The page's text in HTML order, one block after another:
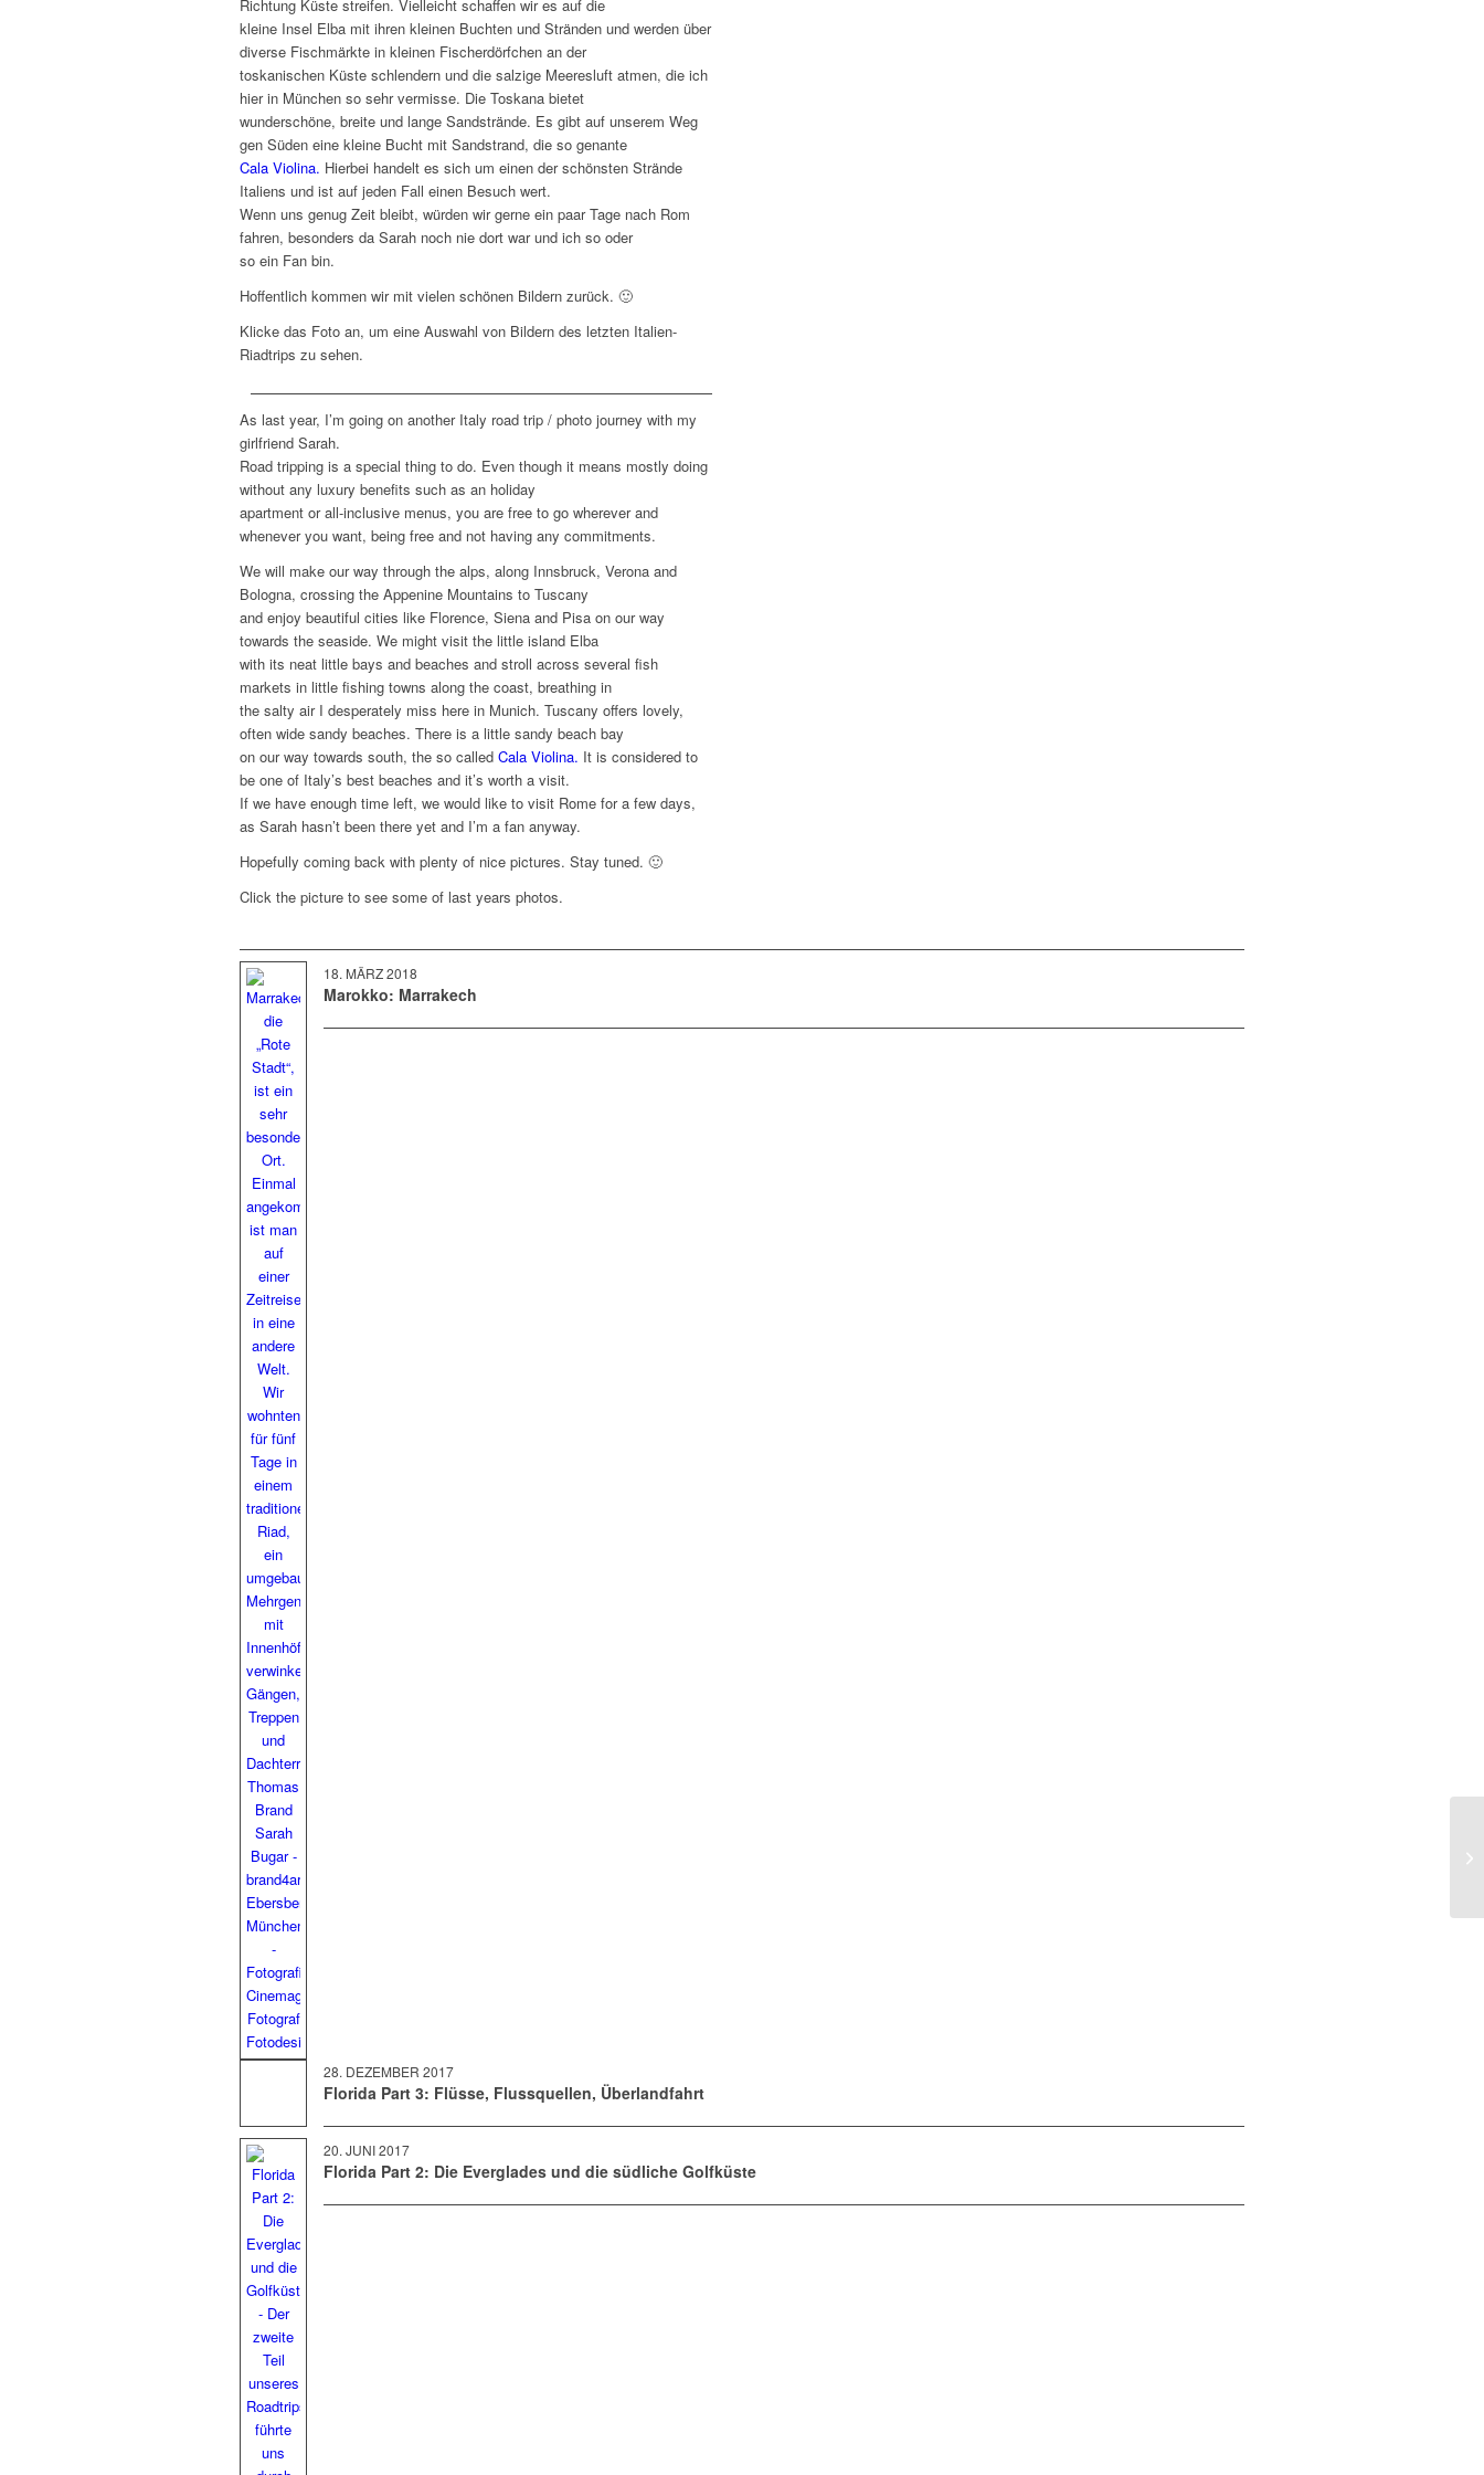
Richtung Küste streifen. Vielleicht schaffen wir es auf die
kleine Insel Elba mit ihren kleinen Buchten und Stränden und werden über
diverse Fischmärkte in kleinen Fischerdörfchen an der
toskanischen Küste schlendern und die salzige Meeresluft atmen, die ich
hier in München so sehr vermisse. Die Toskana bietet
wunderschöne, breite und lange Sandstrände. Es gibt auf unserem Weg
gen Süden eine kleine Bucht mit Sandstrand, die so genante
Cala Violina. Hierbei handelt es sich um einen der schönsten Strände
Italiens und ist auf jeden Fall einen Besuch wert.
Wenn uns genug Zeit bleibt, würden wir gerne ein paar Tage nach Rom
fahren, besonders da Sarah noch nie dort war und ich so oder
so ein Fan bin.
Hoffentlich kommen wir mit vielen schönen Bildern zurück. 🙂
Klicke das Foto an, um eine Auswahl von Bildern des letzten Italien-
Riadtrips zu sehen.
As last year, I’m going on another Italy road trip / photo journey with my
girlfriend Sarah.
Road tripping is a special thing to do. Even though it means mostly doing
without any luxury benefits such as an holiday
apartment or all-inclusive menus, you are free to go wherever and
whenever you want, being free and not having any commitments.
We will make our way through the alps, along Innsbruck, Verona and
Bologna, crossing the Appenine Mountains to Tuscany
and enjoy beautiful cities like Florence, Siena and Pisa on our way
towards the seaside. We might visit the little island Elba
with its neat little bays and beaches and stroll across several fish
markets in little fishing towns along the coast, breathing in
the salty air I desperately miss here in Munich. Tuscany offers lovely,
often wide sandy beaches. There is a little sandy beach bay
on our way towards south, the so called Cala Violina. It is considered to
be one of Italy’s best beaches and it’s worth a visit.
If we have enough time left, we would like to visit Rome for a few days,
as Sarah hasn’t been there yet and I’m a fan anyway.
Hopefully coming back with plenty of nice pictures. Stay tuned. 🙂
Click the picture to see some of last years photos.
18. MÄRZ 2018
Marokko: Marrakech
28. DEZEMBER 2017
Florida Part 3: Flüsse, Flussquellen, Überlandfahrt
20. JUNI 2017
Florida Part 2: Die Everglades und die südliche Golfküste